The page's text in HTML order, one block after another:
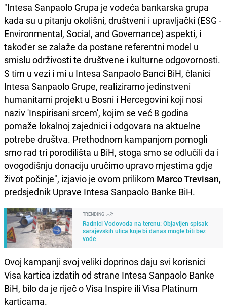
"Intesa Sanpaolo Grupa je vodeća bankarska grupa
kada su u pitanju okolišni, društveni i upravljački (ESG -
Environmental, Social, and Governance) aspekti, i
također se zalaže da postane referentni model u
smislu održivosti te društvene i kulturne odgovornosti.
S tim u vezi i mi u Intesa Sanpaolo Banci BiH, članici
Intesa Sanpaolo Grupe, realiziramo jedinstveni
humanitarni projekt u Bosni i Hercegovini koji nosi
naziv 'Inspirisani srcem', kojim se već 8 godina
pomaže lokalnoj zajednici i odgovara na aktuelne
potrebe društva. Prethodnom kampanjom pomogli
smo rad tri porodilišta u BiH, stoga smo se odlučili da i
ovogodišnju donaciju uručimo upravo mjestima gdje
život počinje", izjavio je ovom prilikom Marco Trevisan,
predsjednik Uprave Intesa Sanpaolo Banke BiH.
TRENDING
Radnici Vodovoda na terenu: Objavljen spisak
sarajevskih ulica koje bi danas mogle biti bez
vode
Ovoj kampanji svoj veliki doprinos daju svi korisnici
Visa kartica izdatih od strane Intesa Sanpaolo Banke
BiH, bilo da je riječ o Visa Inspire ili Visa Platinum
karticama.